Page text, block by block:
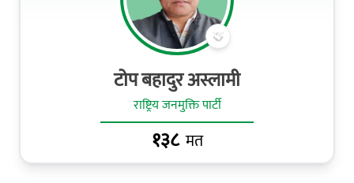
टोप बहादुर अस्लामी
राष्ट्रिय जनमुक्ति पार्टी
१३८मत